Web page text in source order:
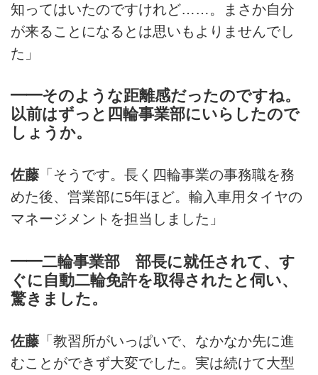
知ってはいたのですけれど……。まさか自分
が来ることになるとは思いもよりませんでし
た」
━━そのような距離感だったのですね。
以前はずっと四輪事業部にいらしたので
しょうか。
佐藤 「そうです。長く四輪事業の事務職を務
めた後、営業部に5年ほど。輸入車用タイヤの
マネージメントを担当しました」
━━二輪事業部 部長に就任されて、す
ぐに自動二輪免許を取得されたと伺い、
驚きました。
佐藤 「教習所がいっぱいで、なかなか先に進
むことができず大変でした。実は続けて大型